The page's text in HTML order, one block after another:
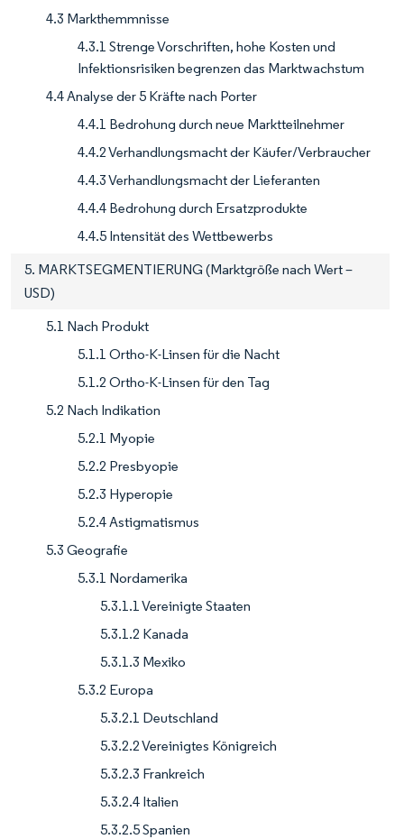
4.3 Markthemmnisse
4.3.1 Strenge Vorschriften, hohe Kosten und
Infektionsrisiken begrenzen das Marktwachstum
4.4 Analyse der 5 Kräfte nach Porter
4.4.1 Bedrohung durch neue Marktteilnehmer
4.4.2 Verhandlungsmacht der Käufer/Verbraucher
4.4.3 Verhandlungsmacht der Lieferanten
4.4.4 Bedrohung durch Ersatzprodukte
4.4.5 Intensität des Wettbewerbs
5. MARKTSEGMENTIERUNG (Marktgröße nach Wert –
USD)
5.1 Nach Produkt
5.1.1 Ortho-K-Linsen für die Nacht
5.1.2 Ortho-K-Linsen für den Tag
5.2 Nach Indikation
5.2.1 Myopie
5.2.2 Presbyopie
5.2.3 Hyperopie
5.2.4 Astigmatismus
5.3 Geografie
5.3.1 Nordamerika
5.3.1.1 Vereinigte Staaten
5.3.1.2 Kanada
5.3.1.3 Mexiko
5.3.2 Europa
5.3.2.1 Deutschland
5.3.2.2 Vereinigtes Königreich
5.3.2.3 Frankreich
5.3.2.4 Italien
5.3.2.5 Spanien